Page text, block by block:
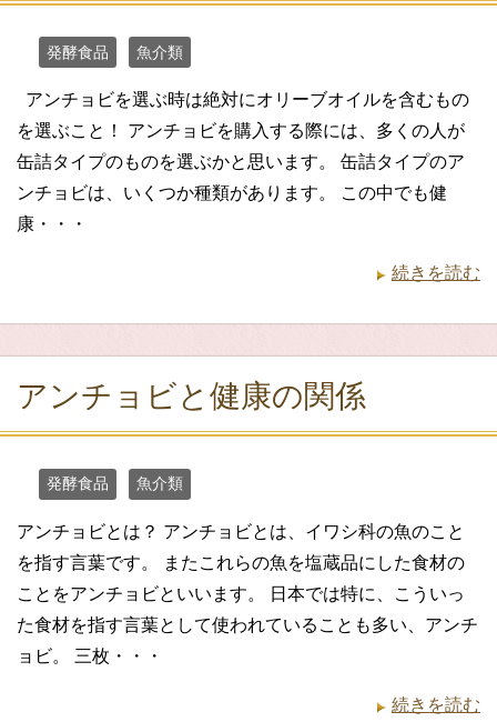
発酵食品 魚介類
アンチョビを選ぶ時は絶対にオリーブオイルを含むもの
を選ぶこと！ アンチョビを購入する際には、多くの人が
缶詰タイプのものを選ぶかと思います。 缶詰タイプのア
ンチョビは、いくつか種類があります。 この中でも健
康・・・
続きを読む
アンチョビと健康の関係
発酵食品 魚介類
アンチョビとは？ アンチョビとは、イワシ科の魚のこと
を指す言葉です。 またこれらの魚を塩蔵品にした食材の
ことをアンチョビといいます。 日本では特に、こういっ
た食材を指す言葉として使われていることも多い、アンチ
ョビ。 三枚・・・
続きを読む